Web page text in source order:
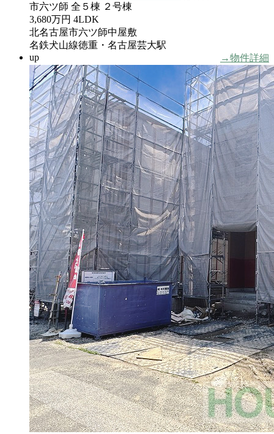
市六ツ師 全５棟 ２号棟
3,680万円 4LDK
北名古屋市六ツ師中屋敷
名鉄犬山線徳重・名古屋芸大駅
→物件詳細
up